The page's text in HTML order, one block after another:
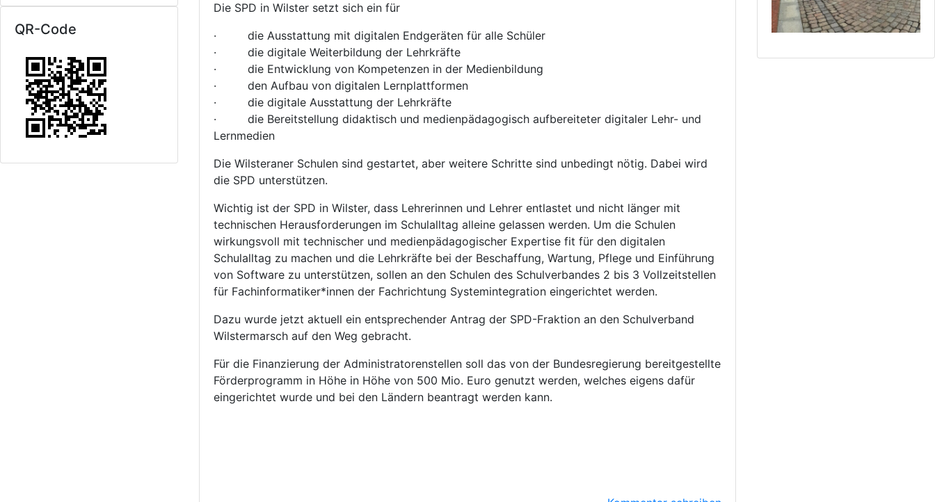
QR-Code
Die SPD in Wilster setzt sich ein für
· die Ausstattung mit digitalen Endgeräten für alle Schüler
· die digitale Weiterbildung der Lehrkräfte
· die Entwicklung von Kompetenzen in der Medienbildung
· den Aufbau von digitalen Lernplattformen
· die digitale Ausstattung der Lehrkräfte
· die Bereitstellung didaktisch und medienpädagogisch aufbereiteter digitaler Lehr- und
Lernmedien
Die Wilsteraner Schulen sind gestartet, aber weitere Schritte sind unbedingt nötig. Dabei wird
die SPD unterstützen.
Wichtig ist der SPD in Wilster, dass Lehrerinnen und Lehrer entlastet und nicht länger mit
technischen Herausforderungen im Schulalltag alleine gelassen werden. Um die Schulen
wirkungsvoll mit technischer und medienpädagogischer Expertise fit für den digitalen
Schulalltag zu machen und die Lehrkräfte bei der Beschaffung, Wartung, Pflege und Einführung
von Software zu unterstützen, sollen an den Schulen des Schulverbandes 2 bis 3 Vollzeitstellen
für Fachinformatiker*innen der Fachrichtung Systemintegration eingerichtet werden.
Dazu wurde jetzt aktuell ein entsprechender Antrag der SPD-Fraktion an den Schulverband
Wilstermarsch auf den Weg gebracht.
Für die Finanzierung der Administratorenstellen soll das von der Bundesregierung bereitgestellte
Förderprogramm in Höhe in Höhe von 500 Mio. Euro genutzt werden, welches eigens dafür
eingerichtet wurde und bei den Ländern beantragt werden kann.